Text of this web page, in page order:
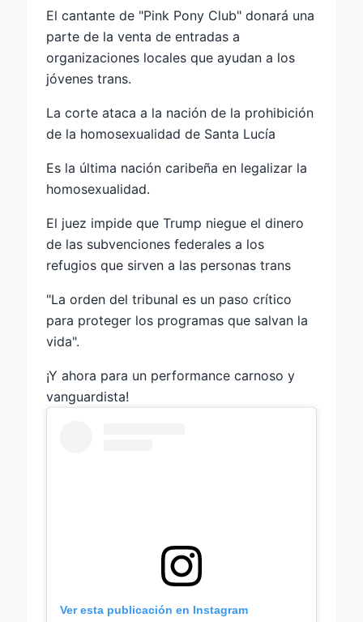
El cantante de "Pink Pony Club" donará una
parte de la venta de entradas a
organizaciones locales que ayudan a los
jóvenes trans.
La corte ataca a la nación de la prohibición
de la homosexualidad de Santa Lucía
Es la última nación caribeña en legalizar la
homosexualidad.
El juez impide que Trump niegue el dinero
de las subvenciones federales a los
refugios que sirven a las personas trans
"La orden del tribunal es un paso crítico
para proteger los programas que salvan la
vida".
¡Y ahora para un performance carnoso y
vanguardista!
Ver esta publicación en Instagram